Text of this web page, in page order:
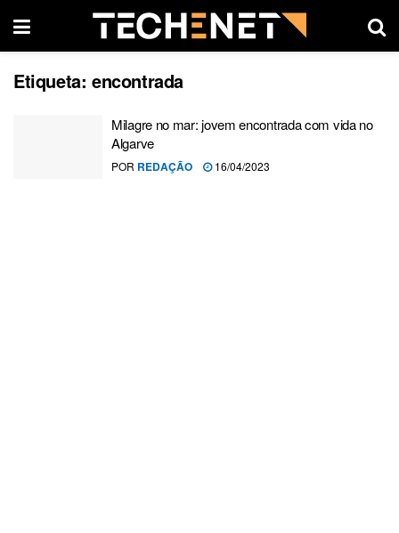
Etiqueta: encontrada
Milagre no mar: jovem encontrada com vida no
Algarve
POR REDAÇÃO 16/04/2023